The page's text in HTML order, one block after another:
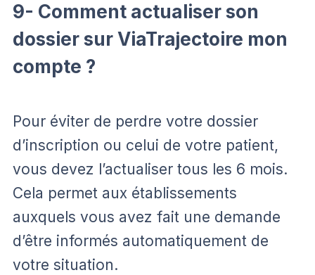
9- Comment actualiser son
dossier sur ViaTrajectoire mon
compte ?
Pour éviter de perdre votre dossier
d’inscription ou celui de votre patient,
vous devez l’actualiser tous les 6 mois.
Cela permet aux établissements
auxquels vous avez fait une demande
d’être informés automatiquement de
votre situation.